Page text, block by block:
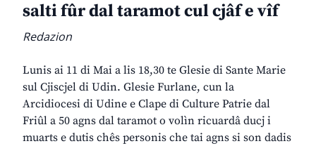
salti fûr dal taramot cul cjâf e vîf
Redazion
Lunis ai 11 di Mai a lis 18,30 te Glesie di Sante Marie
sul Cjiscjel di Udin. Glesie Furlane, cun la
Arcidiocesi di Udine e Clape di Culture Patrie dal
Friûl a 50 agns dal taramot o volìn ricuardâ ducj i
muarts e dutis chês personis che tai agns si son dadis